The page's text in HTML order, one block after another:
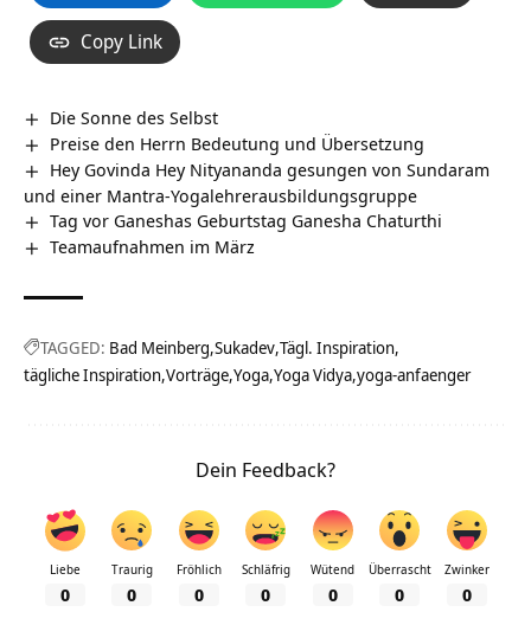
Copy Link
Die Sonne des Selbst
Preise den Herrn Bedeutung und Übersetzung
Hey Govinda Hey Nityananda gesungen von Sundaram
und einer Mantra-Yogalehrerausbildungsgruppe
Tag vor Ganeshas Geburtstag Ganesha Chaturthi
Teamaufnahmen im März
TAGGED: Bad Meinberg Sukadev Tägl. Inspiration
tägliche Inspiration Vorträge Yoga Yoga Vidya yoga-anfaenger
Dein Feedback?
Liebe
0
Traurig
0
Fröhlich
0
Schläfrig
0
Wütend
0
Überrascht
0
Zwinker
0